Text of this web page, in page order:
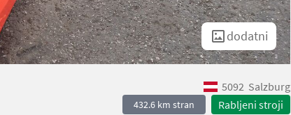
dodatni
5092 Salzburg
432.6 km stran Rabljeni stroji